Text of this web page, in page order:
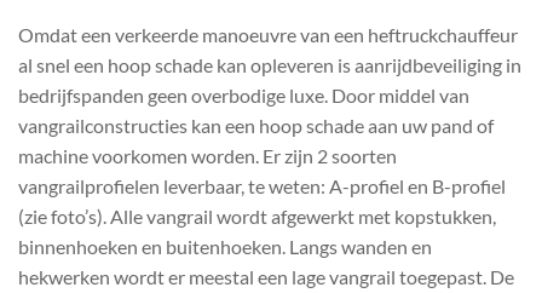
Omdat een verkeerde manoeuvre van een heftruckchauffeur
al snel een hoop schade kan opleveren is aanrijdbeveiliging in
bedrijfspanden geen overbodige luxe. Door middel van
vangrailconstructies kan een hoop schade aan uw pand of
machine voorkomen worden. Er zijn 2 soorten
vangrailprofielen leverbaar, te weten: A-profiel en B-profiel
(zie foto’s). Alle vangrail wordt afgewerkt met kopstukken,
binnenhoeken en buitenhoeken. Langs wanden en
hekwerken wordt er meestal een lage vangrail toegepast. De